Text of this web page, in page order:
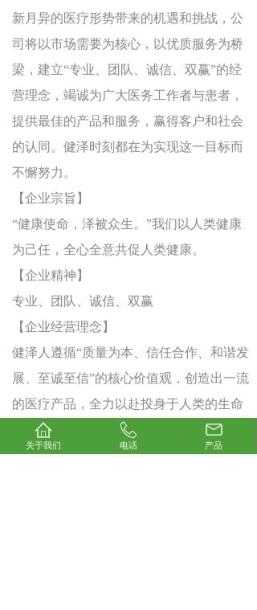
新月异的医疗形势带来的机遇和挑战，公
司将以市场需要为核心，以优质服务为桥
梁，建立“专业、团队、诚信、双赢”的经
营理念，竭诚为广大医务工作者与患者，
提供最佳的产品和服务，赢得客户和社会
的认同。健泽时刻都在为实现这一目标而
不懈努力。
【企业宗旨】
“健康使命，泽被众生。”我们以人类健康
为己任，全心全意共促人类健康。
【企业精神】
专业、团队、诚信、双赢
【企业经营理念】
健泽人遵循“质量为本、信任合作、和谐发
展、至诚至信”的核心价值观，创造出一流
的医疗产品，全力以赴投身于人类的生命
健康事业。
关于我们 电话 产品